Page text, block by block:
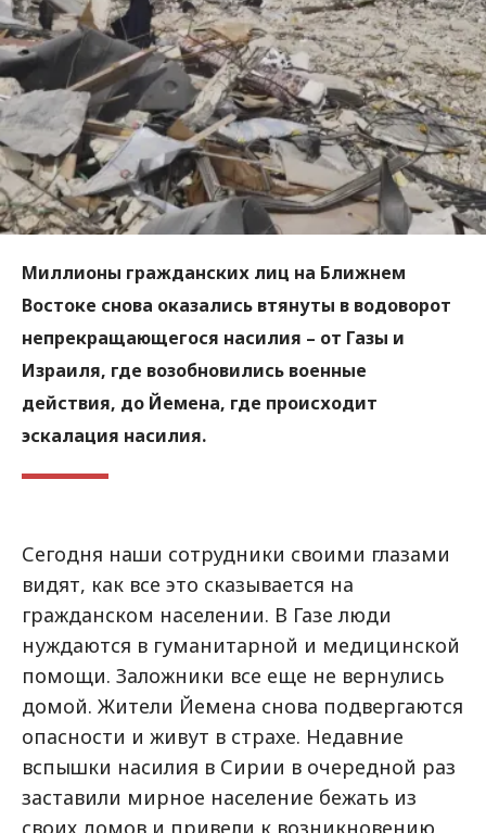
Миллионы гражданских лиц на Ближнем
Востоке снова оказались втянуты в водоворот
непрекращающегося насилия – от Газы и
Израиля, где возобновились военные
действия, до Йемена, где происходит
эскалация насилия.
Сегодня наши сотрудники своими глазами
видят, как все это сказывается на
гражданском населении. В Газе люди
нуждаются в гуманитарной и медицинской
помощи. Заложники все еще не вернулись
домой. Жители Йемена снова подвергаются
опасности и живут в страхе. Недавние
вспышки насилия в Сирии в очередной раз
заставили мирное население бежать из
своих домов и привели к возникновению